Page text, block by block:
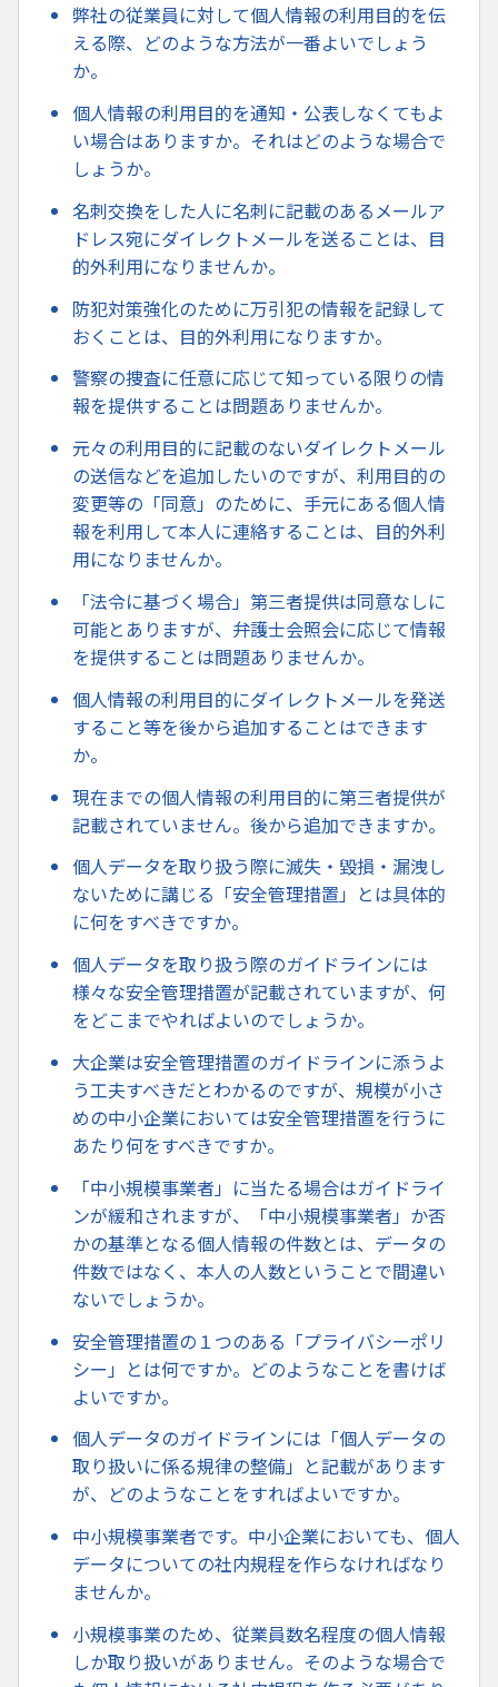
弊社の従業員に対して個人情報の利用目的を伝
える際、どのような方法が一番よいでしょう
か。
個人情報の利用目的を通知・公表しなくてもよ
い場合はありますか。それはどのような場合で
しょうか。
名刺交換をした人に名刺に記載のあるメールア
ドレス宛にダイレクトメールを送ることは、目
的外利用になりませんか。
防犯対策強化のために万引犯の情報を記録して
おくことは、目的外利用になりますか。
警察の捜査に任意に応じて知っている限りの情
報を提供することは問題ありませんか。
元々の利用目的に記載のないダイレクトメール
の送信などを追加したいのですが、利用目的の
変更等の「同意」のために、手元にある個人情
報を利用して本人に連絡することは、目的外利
用になりませんか。
「法令に基づく場合」第三者提供は同意なしに
可能とありますが、弁護士会照会に応じて情報
を提供することは問題ありませんか。
個人情報の利用目的にダイレクトメールを発送
すること等を後から追加することはできます
か。
現在までの個人情報の利用目的に第三者提供が
記載されていません。後から追加できますか。
個人データを取り扱う際に滅失・毀損・漏洩し
ないために講じる「安全管理措置」とは具体的
に何をすべきですか。
個人データを取り扱う際のガイドラインには
様々な安全管理措置が記載されていますが、何
をどこまでやればよいのでしょうか。
大企業は安全管理措置のガイドラインに添うよ
う工夫すべきだとわかるのですが、規模が小さ
めの中小企業においては安全管理措置を行うに
あたり何をすべきですか。
「中小規模事業者」に当たる場合はガイドライ
ンが緩和されますが、「中小規模事業者」か否
かの基準となる個人情報の件数とは、データの
件数ではなく、本人の人数ということで間違い
ないでしょうか。
安全管理措置の１つのある「プライバシーポリ
シー」とは何ですか。どのようなことを書けば
よいですか。
個人データのガイドラインには「個人データの
取り扱いに係る規律の整備」と記載があります
が、どのようなことをすればよいですか。
中小規模事業者です。中小企業においても、個人
データについての社内規程を作らなければなり
ませんか。
小規模事業のため、従業員数名程度の個人情報
しか取り扱いがありません。そのような場合で